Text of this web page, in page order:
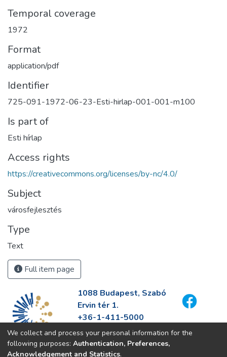
Temporal coverage
1972
Format
application/pdf
Identifier
725-091-1972-06-23-Esti-hirlap-001-001-m100
Is part of
Esti hírlap
Access rights
https://creativecommons.org/licenses/by-nc/4.0/
Subject
városfejlesztés
Type
Text
Full item page
1088 Budapest, Szabó
Ervin tér 1.
+36-1-411-5000
info@fszek.hu
https://fszek.hu
We collect and process your personal information for the
following purposes: Authentication, Preferences,
Acknowledgement and Statistics.